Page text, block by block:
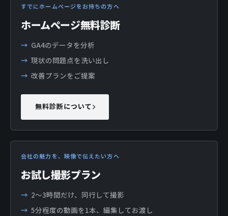
すでにホームページをお持ちの方へ
ホームページ無料診断
GA4のデータを分析
現状の問題点を洗い出し
改善プランをご提案
無料診断について
会社の魅力を、映像で伝えたい方へ
お試し撮影プラン
2〜3時間だけ、同行して撮影
5分程度の動画を1本、編集してお渡し